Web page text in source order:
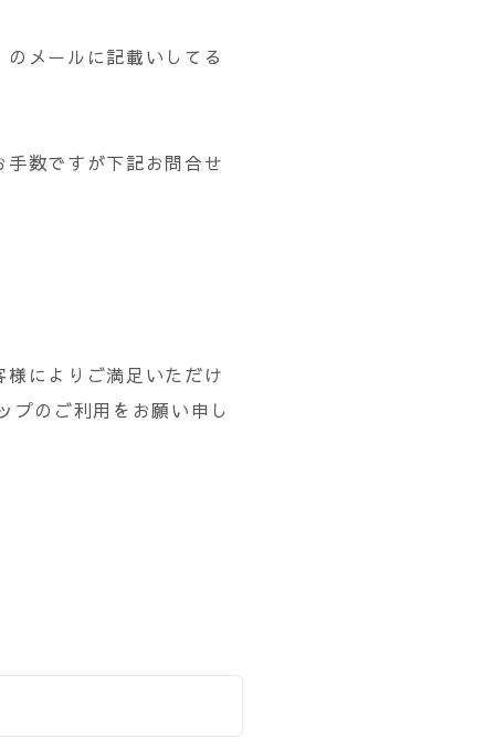
メールに記載いしてる
数ですが下記お問合せ
によりご満足いただけ
のご利用をお願い申し